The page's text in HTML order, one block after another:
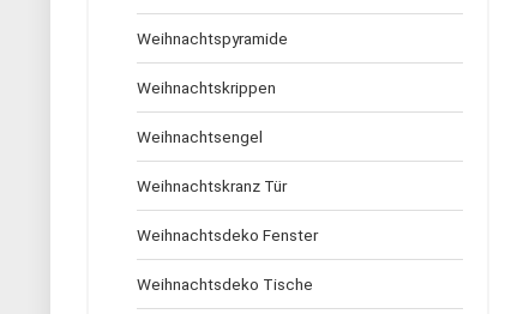
Weihnachtspyramide
Weihnachtskrippen
Weihnachtsengel
Weihnachtskranz Tür
Weihnachtsdeko Fenster
Weihnachtsdeko Tische